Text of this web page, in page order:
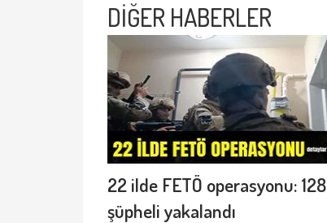
DİĞER HABERLER
22 ilde FETÖ operasyonu: 128
şüpheli yakalandı